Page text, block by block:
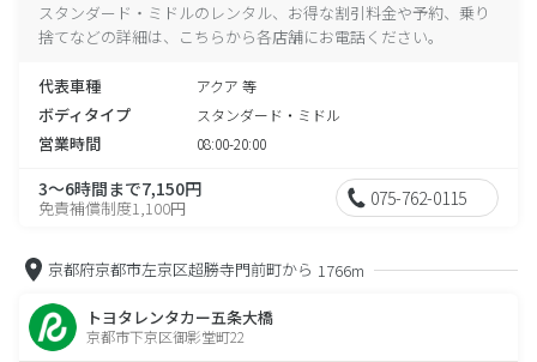
スタンダード・ミドルのレンタル、お得な割引料金や予約、乗り
捨てなどの詳細は、こちらから各店舗にお電話ください。
代表車種 アクア 等
ボディタイプ スタンダード・ミドル
営業時間 08:00-20:00
3～6時間まで7,150円
免責補償制度1,100円 075-762-0115
京都府京都市左京区超勝寺門前町から 1766m
トヨタレンタカー五条大橋
京都市下京区御影堂町22